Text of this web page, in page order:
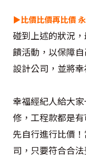
▶比價比價再比價
碰到上述的狀況
饋活動，以保障
設計公司，並將
幸福經紀人給大
修，工程款都是
先自行進行比價
司，只要符合合